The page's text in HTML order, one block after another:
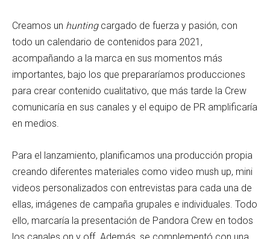
Creamos un huntingcargado de fuerza y pasión, con
todo un calendario de contenidos para 2021,
acompañando a la marca en sus momentos más
importantes, bajo los que prepararíamos producciones
para crear contenido cualitativo, que más tarde la Crew
comunicaría en sus canales y el equipo de PR amplificaría
en medios.
Para el lanzamiento, planificamos una producción propia
creando diferentes materiales como video mush up, mini
videos personalizados con entrevistas para cada una de
ellas, imágenes de campaña grupales e individuales. Todo
ello, marcaría la presentación de Pandora Crew en todos
los canales on y off. Además, se complementó con una